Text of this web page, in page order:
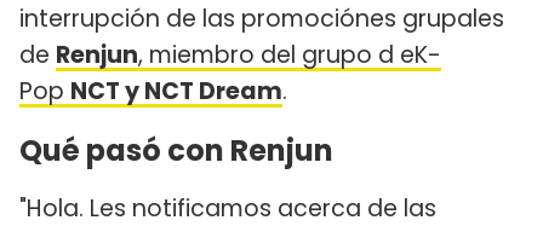
interrupción de las promociónes grupales
de Renjun, miembro del grupo d eK-
Pop NCT y NCT Dream.
Qué pasó con Renjun
"Hola. Les notificamos acerca de las